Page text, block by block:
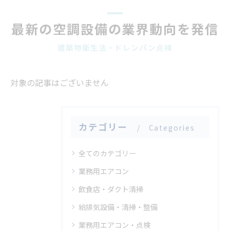
最新の空調設備の業界動向を発信
建築物衛生法・ドレンパン点検
対象の記事はございません
カテゴリー Categories
全てのカテゴリー
業務用エアコン
飲食店・ダクト清掃
給排気設備・清掃・整備
業務用エアコン・点検